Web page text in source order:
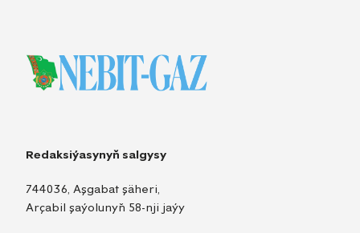
Redaksiýasynyň salgysy
744036, Aşgabat şäheri,
Arçabil şaýolunyň 58-nji jaýy